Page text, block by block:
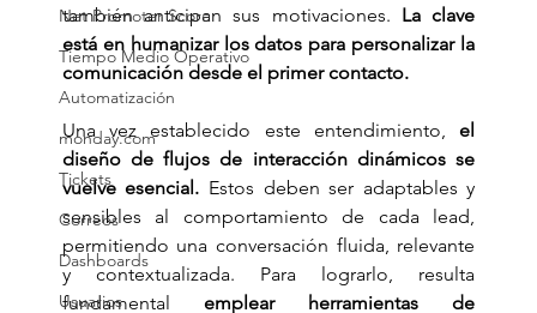
Net Promoter Score
Tiempo Medio Operativo
Automatización
monday.com
Tickets
Correos
Dashboards
Usuarios
también anticipan sus motivaciones. La clave
está en humanizar los datos para personalizar la
comunicación desde el primer contacto.
Una vez establecido este entendimiento, el
diseño de flujos de interacción dinámicos se
vuelve esencial. Estos deben ser adaptables y
sensibles al comportamiento de cada lead,
permitiendo una conversación fluida, relevante
y contextualizada. Para lograrlo, resulta
fundamental emplear herramientas de